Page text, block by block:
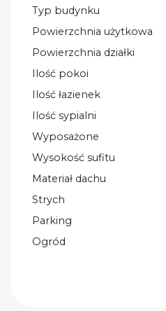
Typ budynku
Powierzchnia użytkowa
Powierzchnia działki
Ilość pokoi
Ilość łazienek
Ilość sypialni
Wyposażone
Wysokość sufitu
Materiał dachu
Strych
Parking
Ogród